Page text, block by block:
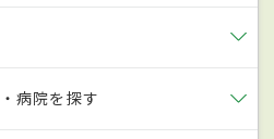
、分泌物、排泄物など
の濃厚接触が原因と
病院を探す